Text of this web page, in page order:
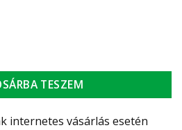
külső menetes átmeneti idom:
TESZEM
internetes vásárlás esetén